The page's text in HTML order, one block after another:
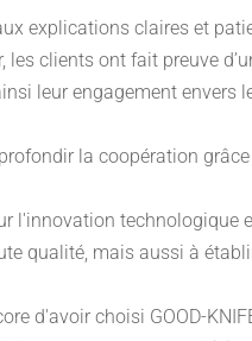
explications claires et
les clients ont fait preuve
leur engagement envers
la coopération
l'innovation
qualité, mais aussi à
d'avoir choisi GOOD-